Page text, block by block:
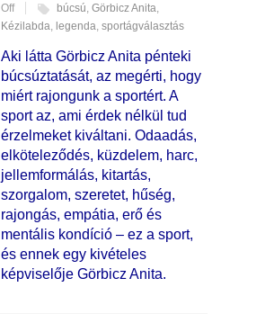
Off
búcsú Görbicz Anita
Kézilabda legenda sportágválasztás
Aki látta Görbicz Anita pénteki
búcsúztatását, az megérti, hogy
miért rajongunk a sportért. A
sport az, ami érdek nélkül tud
érzelmeket kiváltani. Odaadás,
elköteleződés, küzdelem, harc,
jellemformálás, kitartás,
szorgalom, szeretet, hűség,
rajongás, empátia, erő és
mentális kondíció – ez a sport,
és ennek egy kivételes
képviselője Görbicz Anita.